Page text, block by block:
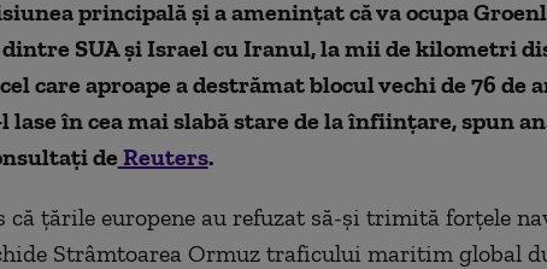
principală şi a ameninţat că va ocupa
SUA şi Israel cu Iranul, la mii de kilometri
care aproape a destrămat blocul vechi de 76 de
lase în cea mai slabă stare de la înfiinţare, spun
de Reuters.
că ţările europene au refuzat să-şi trimită forţele
Strâmtoarea Ormuz traficului maritim global